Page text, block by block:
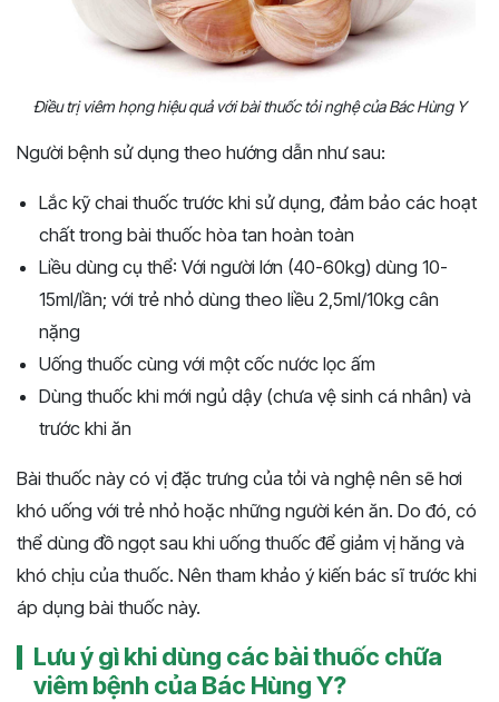
Điều trị viêm họng hiệu quả với bài thuốc tỏi nghệ của Bác Hùng Y
Người bệnh sử dụng theo hướng dẫn như sau:
Lắc kỹ chai thuốc trước khi sử dụng, đảm bảo các hoạt
chất trong bài thuốc hòa tan hoàn toàn
Liều dùng cụ thể: Với người lớn (40-60kg) dùng 10-
15ml/lần; với trẻ nhỏ dùng theo liều 2,5ml/10kg cân
nặng
Uống thuốc cùng với một cốc nước lọc ấm
Dùng thuốc khi mới ngủ dậy (chưa vệ sinh cá nhân) và
trước khi ăn
Bài thuốc này có vị đặc trưng của tỏi và nghệ nên sẽ hơi
khó uống với trẻ nhỏ hoặc những người kén ăn. Do đó, có
thể dùng đồ ngọt sau khi uống thuốc để giảm vị hăng và
khó chịu của thuốc. Nên tham khảo ý kiến bác sĩ trước khi
áp dụng bài thuốc này.
Lưu ý gì khi dùng các bài thuốc chữa
viêm bệnh của Bác Hùng Y?